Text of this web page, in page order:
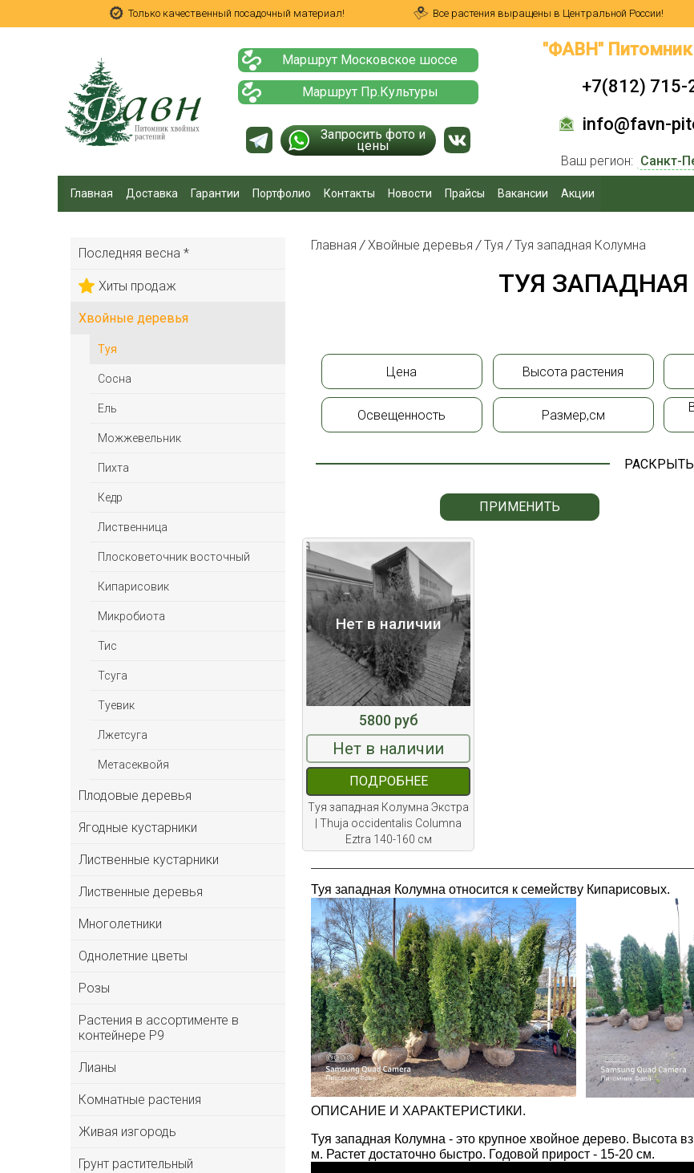
Только качественный посадочный материал! Все растения выращены в Центральной России!
Маршрут Московское шоссе
Маршрут Пр.Культуры
Запросить фото и
цены
"ФАВН" Питомник
+7(812) 715-
info@favn-
Ваш регион:
Главная Доставка Гарантии Портфолио Контакты Новости Прайсы Вакансии Акции
Последняя весна *
Хиты продаж
Хвойные деревья
Туя
Сосна
Ель
Можжевельник
Пихта
Кедр
Лиственница
Плосковеточник восточный
Кипарисовик
Микробиота
Тис
Тсуга
Туевик
Лжетсуга
Метасеквойя
Плодовые деревья
Ягодные кустарники
Лиственные кустарники
Лиственные деревья
Многолетники
Однолетние цветы
Розы
Растения в ассортименте в
контейнере P9
Лианы
Комнатные растения
Живая изгородь
Грунт растительный
Главная / Хвойные деревья / Туя / Туя западная Колумна
ТУЯ
Цена Высота растения
Освещенность Размер,см
РАСКРЫТЬ
ПРИМЕНИТЬ
Нет в наличии
5800 руб
Нет в наличии
ПОДРОБНЕЕ
Туя западная Колумна Экстра
| Thuja occidentalis Columna
Eztra 140-160 см
Туя западная Колумна относится к семейству Кипарисовых.
ОПИСАНИЕ И ХАРАКТЕРИСТИКИ.
Туя западная Колумна - это крупное хвойное дерево. Высота
м. Растет достаточно быстро. Годовой прирост - 15-20 см.